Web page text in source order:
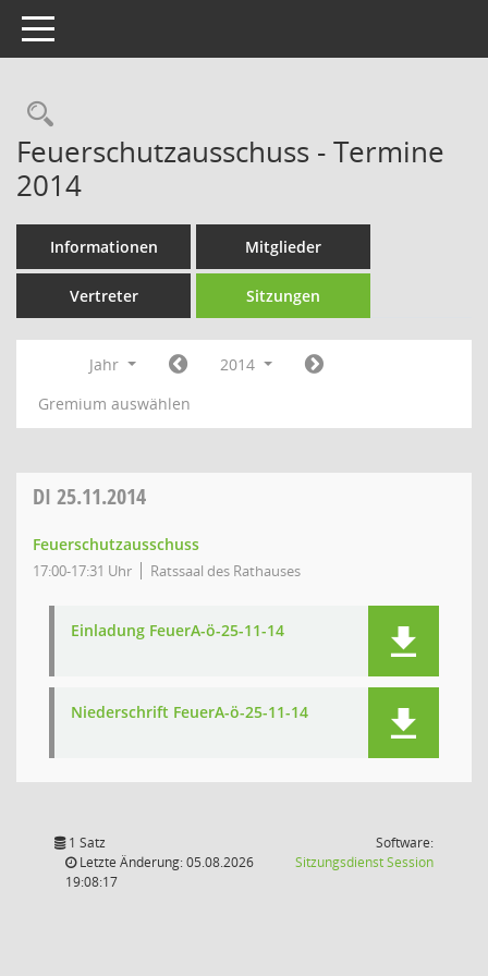
Toggle navigation
Rechercheauswahl
Feuerschutzausschuss - Termine
2014
Informationen Mitglieder
Vertreter Sitzungen
Jahr
2014
Gremium auswählen
DI 25.11.2014
Feuerschutzausschuss
17:00-17:31 Uhr Ratssaal des Rathauses
Einladung FeuerA-ö-25-11-14
Niederschrift FeuerA-ö-25-11-14
1 Satz
Letzte Änderung: 05.08.2026
19:08:17
Software:
SitzungsdienstSession(Wird in